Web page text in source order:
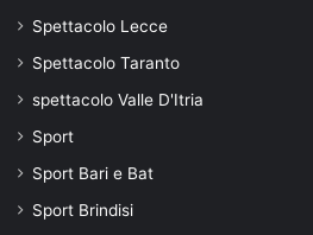
Spettacolo Lecce
Spettacolo Taranto
spettacolo Valle D'Itria
Sport
Sport Bari e Bat
Sport Brindisi